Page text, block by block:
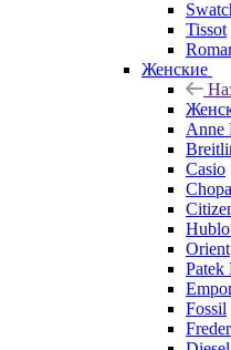
Tissot
Женские
Anne
Casio
Orient
Patek
Fossil